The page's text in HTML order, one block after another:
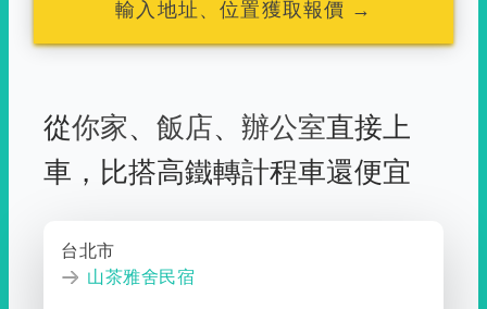
輸入地址、位置獲取報價 →
從你家、 飯店、 辦公室直接上
車， 比搭高鐵轉計程車還便宜
台北市
山茶雅舍民宿